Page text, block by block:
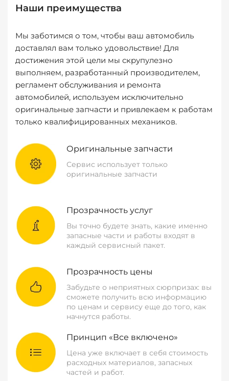
Наши преимущества
Мы заботимся о том, чтобы ваш автомобиль
доставлял вам только удовольствие! Для
достижения этой цели мы скрупулезно
выполняем, разработанный производителем,
регламент обслуживания и ремонта
автомобилей, используем исключительно
оригинальные запчасти и привлекаем к работам
только квалифицированных механиков.
Оригинальные запчасти
Сервис использует только
оригинальные запчасти
Прозрачность услуг
Вы точно будете знать, какие именно
запасные части и работы входят в
каждый сервисный пакет.
Прозрачность цены
Забудьте о неприятных сюрпризах: вы
сможете получить всю информацию
по ценам и сервису еще до того, как
начнутся работы.
Принцип «Все включено»
Цена уже включает в себя стоимость
расходных материалов, запасных
частей и работ.